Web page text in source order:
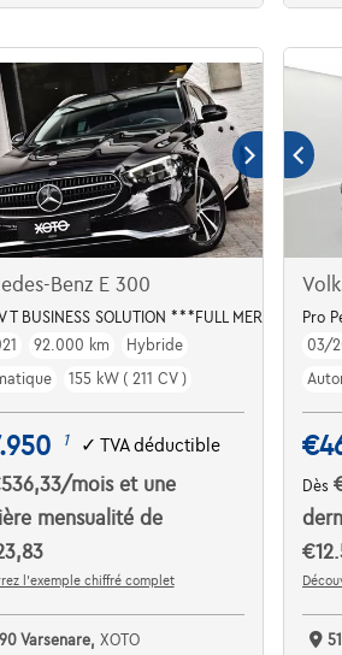
Benz E 300
T BUSINESS SOLUTION ***FULL MERCEDES
92.000 km
Hybride
155 kW ( 211 CV )
1 ✓ TVA déductible
/mois et une
mensualité de
l’exemple chiffré complet
Varsenare, XOTO
Pro
03/
Dès